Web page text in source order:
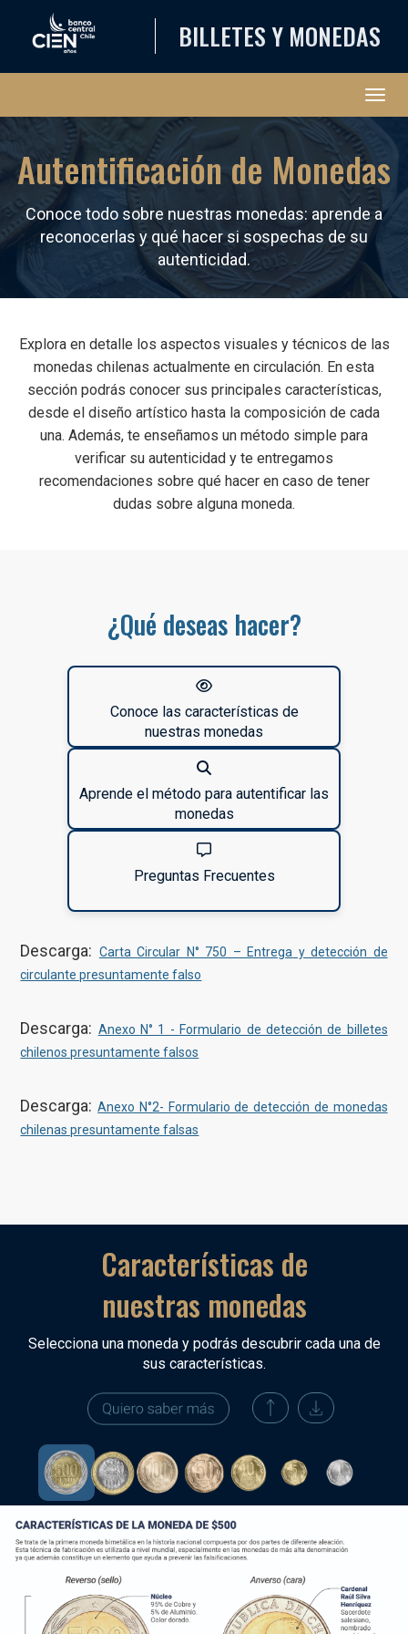
BILLETES Y MONEDAS
Autentificación de Monedas
Conoce todo sobre nuestras monedas: aprende a
reconocerlas y qué hacer si sospechas de su
autenticidad.
Explora en detalle los aspectos visuales y técnicos de las
monedas chilenas actualmente en circulación. En esta
sección podrás conocer sus principales características,
desde el diseño artístico hasta la composición de cada
una. Además, te enseñamos un método simple para
verificar su autenticidad y te entregamos
recomendaciones sobre qué hacer en caso de tener
dudas sobre alguna moneda.
¿Qué deseas hacer?
Conoce las características de
nuestras monedas
Aprende el método para autentificar las
monedas
Preguntas Frecuentes
Descarga: Carta Circular N° 750 – Entrega y detección de
circulante presuntamente falso
Descarga: Anexo N° 1 - Formulario de detección de billetes
chilenos presuntamente falsos
Descarga:Anexo N°2- Formulario de detección de monedas
chilenas presuntamente falsas
Características de
nuestras monedas
Selecciona una moneda y podrás descubrir cada una de
sus características.